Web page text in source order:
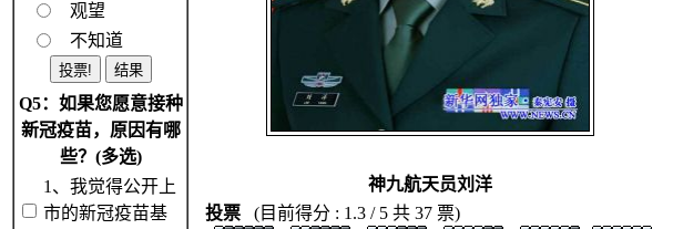
观望
不知道
Q5：如果您愿意接种
新冠疫苗，原因有哪
些？(多选)
1、我觉得公开上
市的新冠疫苗基
神九航天员刘洋
投票
(目前得分 : 1.3 / 5 共 37 票)